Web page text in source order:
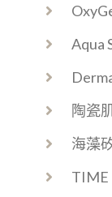
Aqua
陶瓷
海藻
TIME